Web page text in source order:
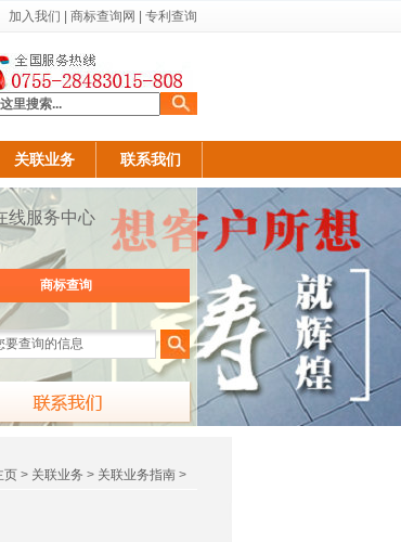
加入我们 商标查询网 专利查询
关联业务 联系我们
页 > 关联业务 > 关联业务指南 >
线服务中心
商标查询